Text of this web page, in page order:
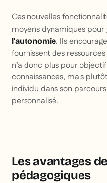
Ces nouvelles
moyens dynamiques pour
l'autonomie. Ils
fournissent des
n’a donc plus pour
connaissances, mais
individu dans son
personnalisé.
Les avantages
pédagogiques